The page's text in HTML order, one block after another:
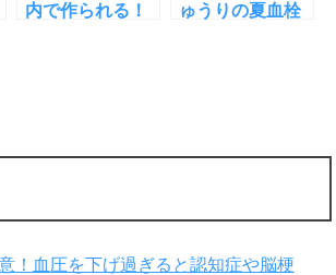
内で作られる！
ゅうりの夏血栓
！血圧を下げ過ぎると認知症や脳梗